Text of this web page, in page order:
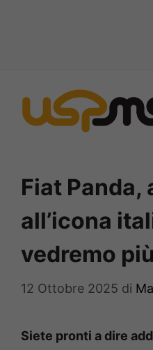
contenuto
Fiat Panda,
all’icona
vedremo più
12 Ottobre 2025 di
Siete pronti a dire